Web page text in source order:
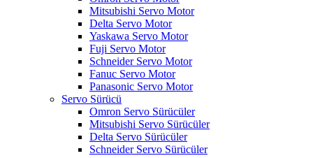
Mitsubishi Servo Motor
Delta Servo Motor
Yaskawa Servo Motor
Fuji Servo Motor
Schneider Servo Motor
Fanuc Servo Motor
Panasonic Servo Motor
Servo Sürücü
Omron Servo Sürücüler
Mitsubishi Servo Sürücüler
Delta Servo Sürücüler
Schneider Servo Sürücüler